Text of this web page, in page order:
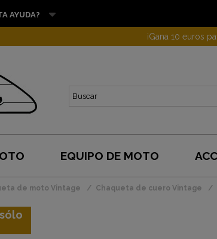
AYUDA?
¡Gana 10 euros
EQUIPO DE MOTO
de moto Vintage Chaqueta de cuero Vintage